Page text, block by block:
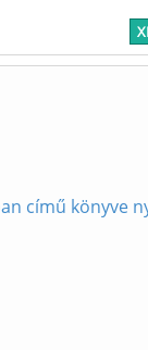
című könyve